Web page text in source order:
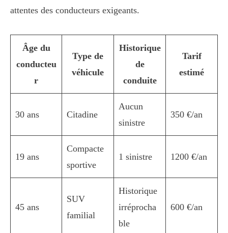
attentes des conducteurs exigeants.
Âge du
conducteu
r
Type de
véhicule
Historique
de
conduite
Tarif
estimé
30 ans Citadine
Aucun
sinistre
350 €/an
19 ans
Compacte
sportive
1 sinistre 1200 €/an
45 ans
SUV
familial
Historique
irréprocha
ble
600 €/an